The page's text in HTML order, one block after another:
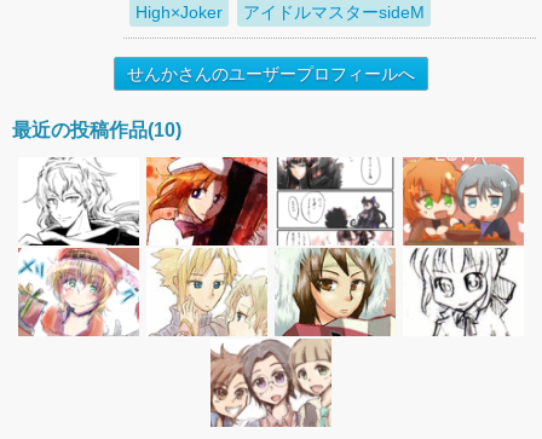
High×Joker
アイドルマスターsideM
せんかさんのユーザープロフィールへ
最近の投稿作品(10)